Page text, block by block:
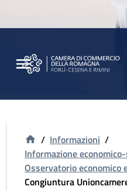
/ Informazioni /
Informazione
Osservatorio economico
Congiuntura